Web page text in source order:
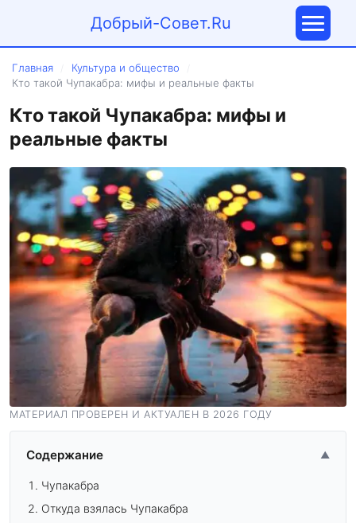
Добрый-Совет.Ru
Главная Культура и общество
Кто такой Чупакабра: мифы и реальные факты
Кто такой Чупакабра: мифы и
реальные факты
МАТЕРИАЛ ПРОВЕРЕН И АКТУАЛЕН В 2026 ГОДУ
Содержание ▲
Чупакабра
Откуда взялась Чупакабра